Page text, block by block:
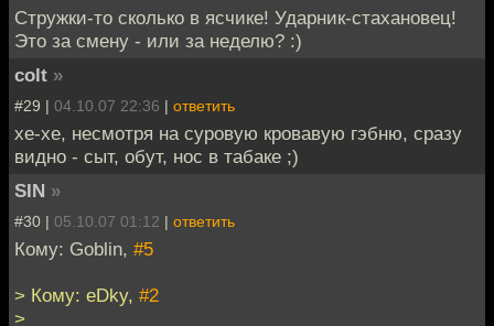
Стружки-то сколько в ясчике! Ударник-стахановец!
Это за смену - или за неделю? :)
colt »
#29 | 04.10.07 22:36 | ответить
хе-хе, несмотря на суровую кровавую гэбню, сразу
видно - сыт, обут, нос в табаке ;)
SIN »
#30 | 05.10.07 01:12 | ответить
Кому: Goblin, #5
> Кому: eDky, #2
>